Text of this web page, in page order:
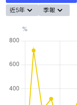
近5年 季報